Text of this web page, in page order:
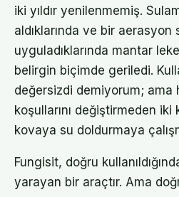
iki yıldır yenilenmemiş.
aldıklarında ve bir aerasyon
uyguladıklarında mantar
belirgin biçimde geriledi.
değersizdi demiyorum; ama
koşullarını değiştirmeden
kovaya su doldurmaya
Fungisit, doğru
yarayan bir araçtır. Ama